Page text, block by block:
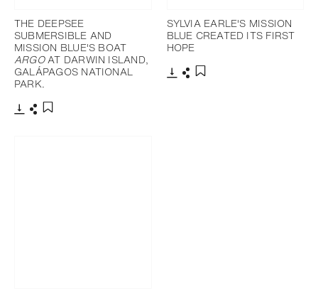
THE DEEPSEE
SUBMERSIBLE AND
MISSION BLUE'S BOAT
ARGOAT DARWIN ISLAND,
GALÁPAGOS NATIONAL
PARK.
SYLVIA EARLE'S MISSION
BLUE CREATED ITS FIRST
HOPE